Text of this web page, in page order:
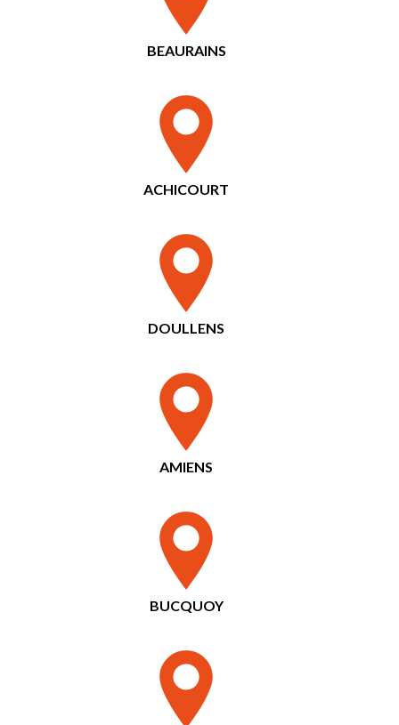
BEAURAINS
ACHICOURT
DOULLENS
AMIENS
BUCQUOY